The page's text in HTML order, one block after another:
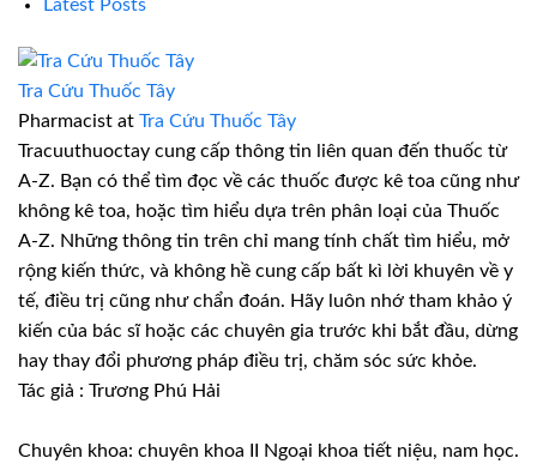
Latest Posts
Tra Cứu Thuốc Tây
Pharmacist at Tra Cứu Thuốc Tây
Tracuuthuoctay cung cấp thông tin liên quan đến thuốc từ
A-Z. Bạn có thể tìm đọc về các thuốc được kê toa cũng như
không kê toa, hoặc tìm hiểu dựa trên phân loại của Thuốc
A-Z. Những thông tin trên chỉ mang tính chất tìm hiểu, mở
rộng kiến thức, và không hề cung cấp bất kì lời khuyên về y
tế, điều trị cũng như chẩn đoán. Hãy luôn nhớ tham khảo ý
kiến của bác sĩ hoặc các chuyên gia trước khi bắt đầu, dừng
hay thay đổi phương pháp điều trị, chăm sóc sức khỏe.
Tác giả : Trương Phú Hải
Chuyên khoa: chuyên khoa II Ngoại khoa tiết niệu, nam học.